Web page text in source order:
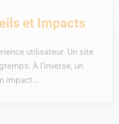
et Impacts
utilisateur. Un site
À l’inverse, un
impact...